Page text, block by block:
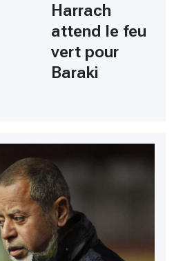
Harrach
attend le feu
vert pour
Baraki